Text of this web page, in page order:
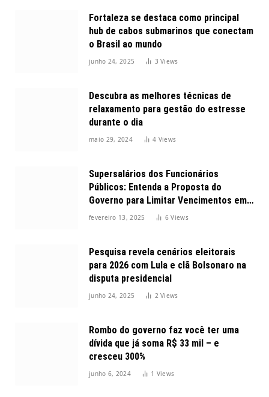
Fortaleza se destaca como principal
hub de cabos submarinos que conectam
o Brasil ao mundo
junho 24, 2025 3Views
Descubra as melhores técnicas de
relaxamento para gestão do estresse
durante o dia
maio 29, 2024 4 Views
Supersalários dos Funcionários
Públicos: Entenda a Proposta do
Governo para Limitar Vencimentos em
2025
fevereiro 13, 2025 6Views
Pesquisa revela cenários eleitorais
para 2026 com Lula e clã Bolsonaro na
disputa presidencial
junho 24, 2025 2Views
Rombo do governo faz você ter uma
dívida que já soma R$ 33 mil – e
cresceu 300%
junho 6, 2024 1 Views